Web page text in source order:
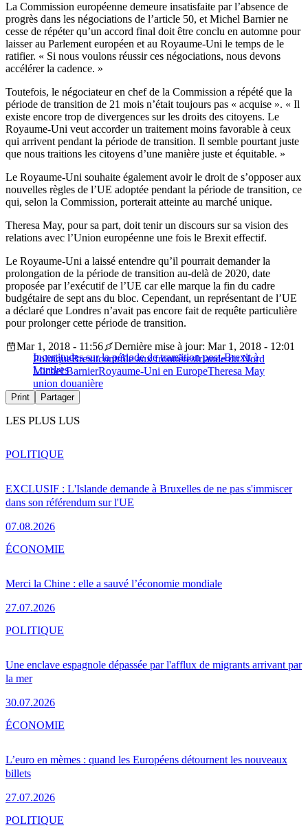
La Commission européenne demeure insatisfaite par l’absence de
progrès dans les négociations de l’article 50, et Michel Barnier ne
cesse de répéter qu’un accord final doit être conclu en automne pour
laisser au Parlement européen et au Royaume-Uni le temps de le
ratifier. « Si nous voulons réussir ces négociations, nous devons
accélérer la cadence. »
Toutefois, le négociateur en chef de la Commission a répété que la
période de transition de 21 mois n’était toujours pas « acquise ». « Il
existe encore trop de divergences sur les droits des citoyens. Le
Royaume-Uni veut accorder un traitement moins favorable à ceux
qui arrivent pendant la période de transition. Il semble pourtant juste
que nous traitions les citoyens d’une manière juste et équitable. »
Le Royaume-Uni souhaite également avoir le droit de s’opposer aux
nouvelles règles de l’UE adoptée pendant la période de transition, ce
qui, selon la Commission, porterait atteinte au marché unique.
Theresa May, pour sa part, doit tenir un discours sur sa vision des
relations avec l’Union européenne une fois le Brexit effectif.
Le Royaume-Uni a laissé entendre qu’il pourrait demander la
prolongation de la période de transition au-delà de 2020, date
proposée par l’exécutif de l’UE car elle marque la fin du cadre
budgétaire de sept ans du bloc. Cependant, un représentant de l’UE
a déclaré que Londres n’avait pas encore fait de requête particulière
pour prolonger cette période de transition.
Incertitudes sur la période de transition post-Brexit à
Londres
Mar 1, 2018 - 11:56
Dernière mise à jour: Mar 1, 2018 - 12:01
PolitiqueBrexitcontrôle aux frontièresIrlande du Nord
Michel BarnierRoyaume-Uni en EuropeTheresa May
union douanière
Print Partager
LES PLUS LUS
EXCLUSIF : L'Islande demande à Bruxelles de ne pas s'immiscer
dans son référendum sur l'UE
07.08.2026
POLITIQUE
Merci la Chine : elle a sauvé l’économie mondiale
27.07.2026
ÉCONOMIE
Une enclave espagnole dépassée par l'afflux de migrants arrivant par
la mer
30.07.2026
POLITIQUE
L’euro en mèmes : quand les Européens détournent les nouveaux
billets
27.07.2026
ÉCONOMIE
POLITIQUE